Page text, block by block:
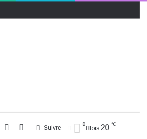
Blois 20 ℃
Suivre
Switch
Rechercher